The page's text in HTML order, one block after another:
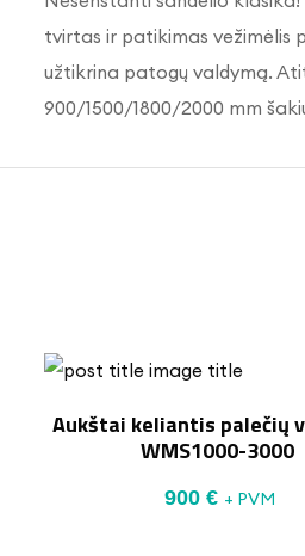
tvirtas ir patikimas vežimėlis
užtikrina patogų valdymą.
900/1500/1800/2000 mm
Aukštai keliantis palečių
WMS1000-3000
900 € + PVM